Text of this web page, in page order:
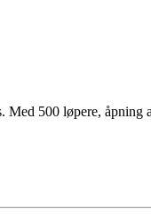
Med 500 løpere, åpning